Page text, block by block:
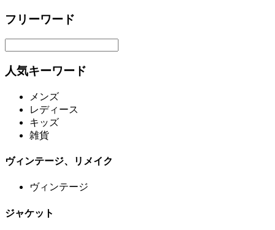
フリーワード
人気キーワード
メンズ
レディース
キッズ
雑貨
ヴィンテージ、リメイク
ヴィンテージ
ジャケット